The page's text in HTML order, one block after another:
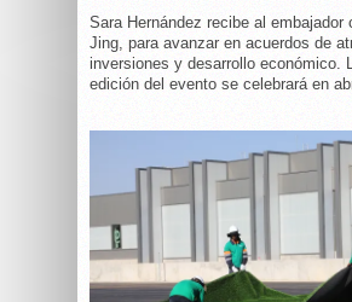
Sara Hernández recibe al embajador
Jing, para avanzar en acuerdos de
inversiones y desarrollo económico.
edición del evento se celebrará en